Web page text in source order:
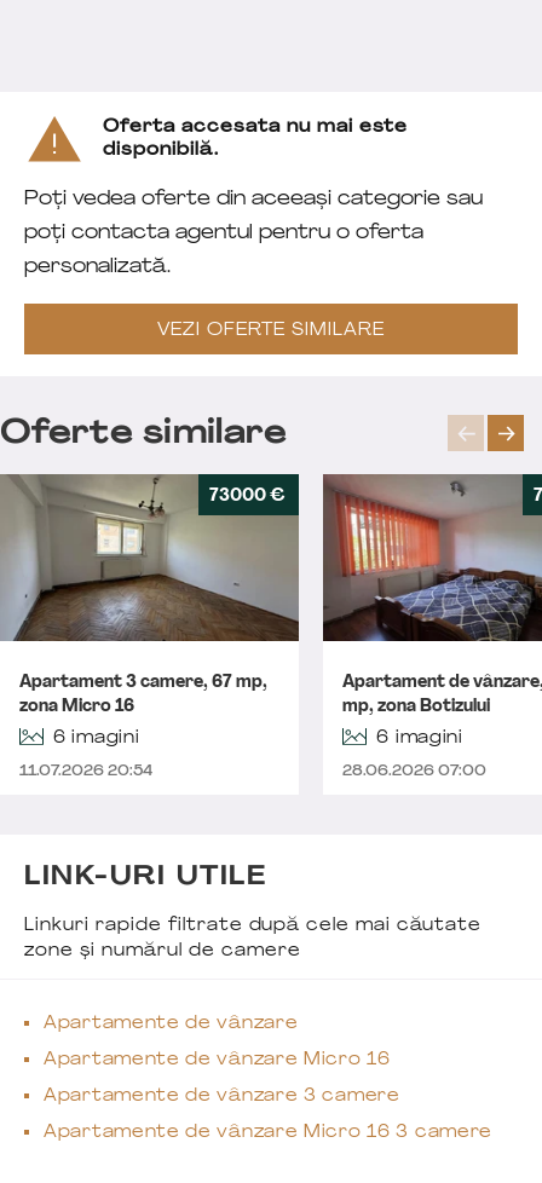
Oferta accesata nu mai este
disponibilă.
Poți vedea oferte din aceeași categorie sau
poți contacta agentul pentru o oferta
personalizată.
VEZI OFERTE SIMILARE
Oferte similare
73000 €
Apartament 3 camere, 67 mp,
zona Micro 16
6 imagini
11.07.2026 20:54
Apartament de
mp, zona Botizului
6 imagini
28.06.2026 07:00
LINK-URI UTILE
Linkuri rapide filtrate după cele mai căutate
zone și numărul de camere
Apartamente de vânzare
Apartamente de vânzare Micro 16
Apartamente de vânzare 3 camere
Apartamente de vânzare Micro 16 3 camere